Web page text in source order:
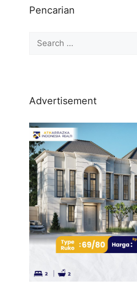
Pencarian
Advertisement